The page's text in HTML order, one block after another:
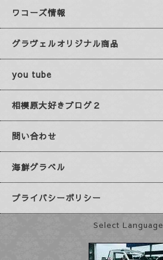
ワコーズ情報
グラヴェルオリジナル商品
you tube
相模原大好きブログ２
問い合わせ
海鮮グラベル
プライバシーポリシー
Select Language